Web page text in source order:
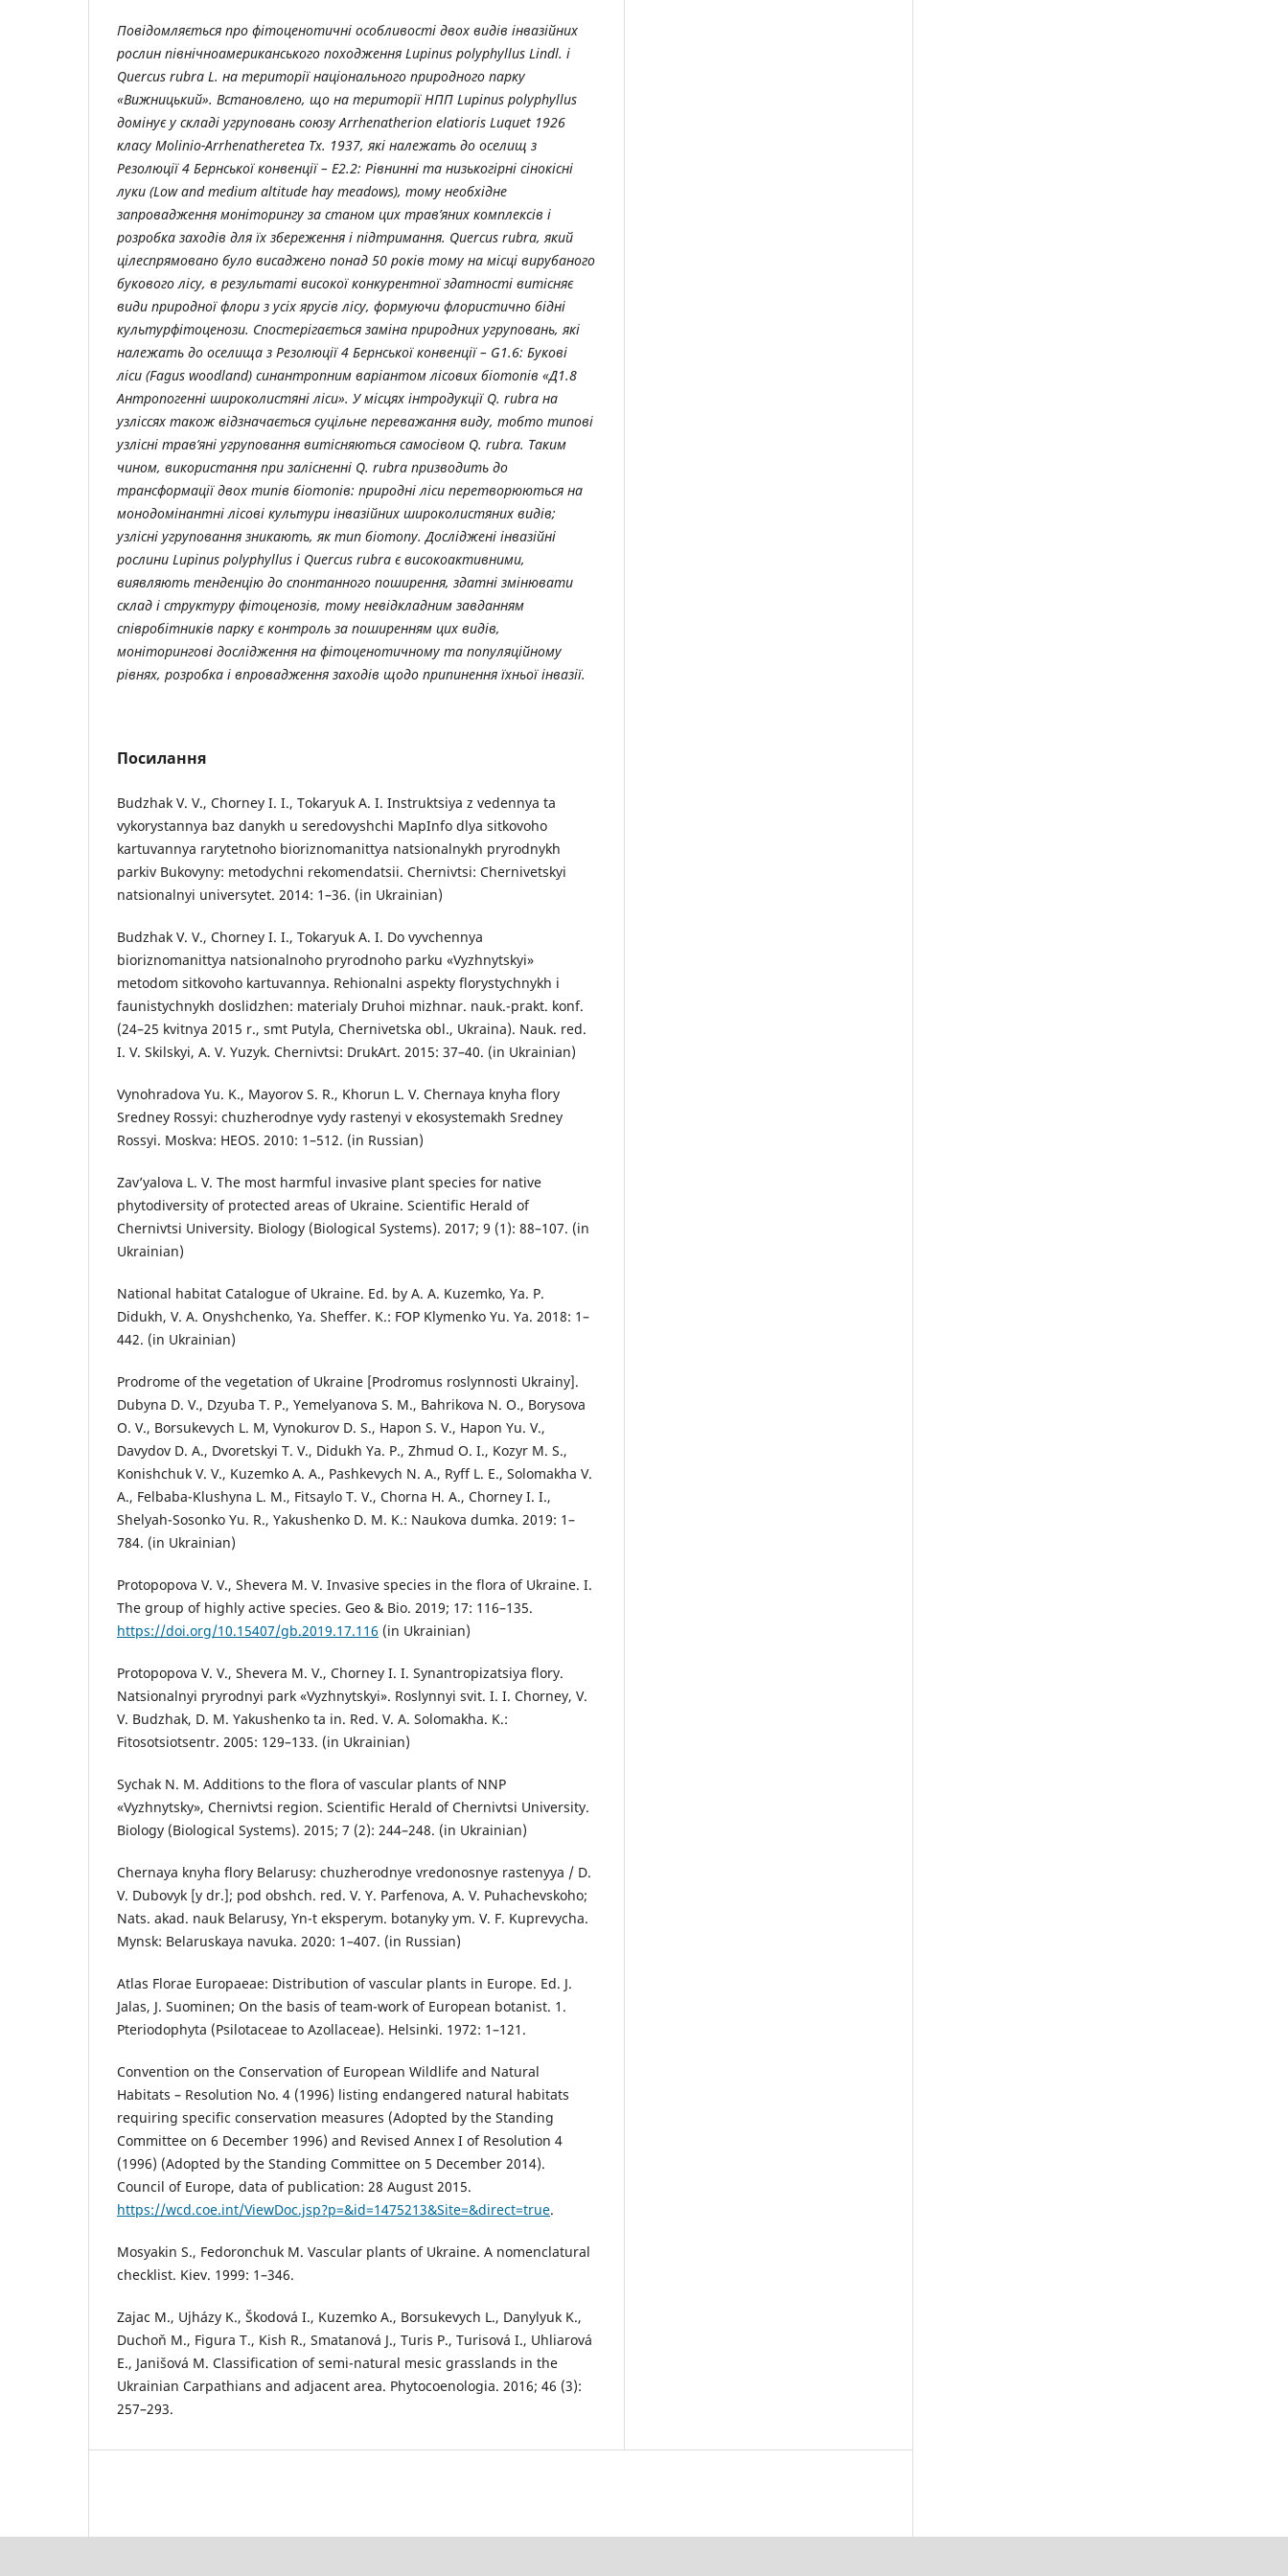
Повідомляється про фітоценотичні особливості двох видів інвазійних
рослин північноамериканського походження Lupinus polyphyllus Lindl. і
Quercus rubra L. на території національного природного парку
«Вижницький». Встановлено, що на території НПП Lupinus polyphyllus
домінує у складі угруповань союзу Arrhenatherion elatioris Luquet 1926
класу Molinio-Arrhenatheretea Tx. 1937, які належать до оселищ з
Резолюції 4 Бернської конвенції – E2.2: Рівнинні та низькогірні сінокісні
луки (Low and medium altitude hay meadows), тому необхідне
запровадження моніторингу за станом цих трав’яних комплексів і
розробка заходів для їх збереження і підтримання. Quercus rubra, який
цілеспрямовано було висаджено понад 50 років тому на місці вирубаного
букового лісу, в результаті високої конкурентної здатності витісняє
види природної флори з усіх ярусів лісу, формуючи флористично бідні
культурфітоценози. Спостерігається заміна природних угруповань, які
належать до оселища з Резолюції 4 Бернської конвенції – G1.6: Букові
ліси (Fagus woodland) синантропним варіантом лісових біотопів «Д1.8
Антропогенні широколистяні ліси». У місцях інтродукції Q. rubra на
узліссях також відзначається суцільне переважання виду, тобто типові
узлісні трав’яні угруповання витісняються самосівом Q. rubra. Таким
чином, використання при залісненні Q. rubra призводить до
трансформації двох типів біотопів: природні ліси перетворюються на
монодомінантні лісові культури інвазійних широколистяних видів;
узлісні угруповання зникають, як тип біотопу. Досліджені інвазійні
рослини Lupinus polyphyllus і Quercus rubra є високоактивними,
виявляють тенденцію до спонтанного поширення, здатні змінювати
склад і структуру фітоценозів, тому невідкладним завданням
співробітників парку є контроль за поширенням цих видів,
моніторингові дослідження на фітоценотичному та популяційному
рівнях, розробка і впровадження заходів щодо припинення їхньої інвазії.
Посилання
Budzhak V. V., Chorney I. I., Tokaryuk A. I. Instruktsiya z vedennya ta
vykorystannya baz danykh u seredovyshchi MapInfo dlya sitkovoho
kartuvannya rarytetnoho bioriznomanittya natsionalnykh pryrodnykh
parkiv Bukovyny: metodychni rekomendatsii. Chernivtsi: Chernivetskyi
natsionalnyi universytet. 2014: 1–36. (in Ukrainian)
Budzhak V. V., Chorney I. I., Tokaryuk A. I. Do vyvchennya
bioriznomanittya natsionalnoho pryrodnoho parku «Vyzhnytskyi»
metodom sitkovoho kartuvannya. Rehionalni aspekty florystychnykh i
faunistychnykh doslidzhen: materialy Druhoi mizhnar. nauk.-prakt. konf.
(24–25 kvitnya 2015 r., smt Putyla, Chernivetska obl., Ukraina). Nauk. red.
I. V. Skilskyi, A. V. Yuzyk. Chernivtsi: DrukArt. 2015: 37–40. (in Ukrainian)
Vynohradova Yu. K., Mayorov S. R., Khorun L. V. Chernaya knyha flory
Sredney Rossyi: chuzherodnye vydy rastenyi v ekosystemakh Sredney
Rossyi. Moskva: HEOS. 2010: 1–512. (in Russian)
Zav’yalova L. V. The most harmful invasive plant species for native
phytodiversity of protected areas of Ukraine. Scientific Herald of
Chernivtsi University. Biology (Biological Systems). 2017; 9 (1): 88–107. (in
Ukrainian)
National habitat Catalogue of Ukraine. Ed. by A. A. Kuzemko, Ya. P.
Didukh, V. A. Onyshchenko, Ya. Sheffer. K.: FOP Klymenko Yu. Ya. 2018: 1–
442. (in Ukrainian)
Prodrome of the vegetation of Ukraine [Prodromus roslynnosti Ukrainy].
Dubyna D. V., Dzyuba T. P., Yemelyanova S. M., Bahrikova N. O., Borysova
O. V., Borsukevych L. M, Vynokurov D. S., Hapon S. V., Hapon Yu. V.,
Davydov D. A., Dvoretskyi T. V., Didukh Ya. P., Zhmud O. I., Kozyr M. S.,
Konishchuk V. V., Kuzemko A. A., Pashkevych N. A., Ryff L. E., Solomakha V.
A., Felbaba-Klushyna L. M., Fitsaylo T. V., Chorna H. A., Chorney I. I.,
Shelyah-Sosonko Yu. R., Yakushenko D. M. K.: Naukova dumka. 2019: 1–
784. (in Ukrainian)
Protopopova V. V., Shevera M. V. Invasive species in the flora of Ukraine. I.
The group of highly active species. Geo & Bio. 2019; 17: 116–135.
https://doi.org/10.15407/gb.2019.17.116 (in Ukrainian)
Protopopova V. V., Shevera M. V., Chorney I. I. Synantropizatsiya flory.
Natsionalnyi pryrodnyi park «Vyzhnytskyi». Roslynnyi svit. I. I. Chorney, V.
V. Budzhak, D. M. Yakushenko ta in. Red. V. A. Solomakha. K.:
Fitosotsiotsentr. 2005: 129–133. (in Ukrainian)
Sychak N. M. Additions to the flora of vascular plants of NNP
«Vyzhnytsky», Chernivtsi region. Scientific Herald of Chernivtsi University.
Biology (Biological Systems). 2015; 7 (2): 244–248. (in Ukrainian)
Chernaya knyha flory Belarusy: chuzherodnye vredonosnye rastenyya / D.
V. Dubovyk [y dr.]; pod obshch. red. V. Y. Parfenova, A. V. Puhachevskoho;
Nats. akad. nauk Belarusy, Yn-t eksperym. botanyky ym. V. F. Kuprevycha.
Mynsk: Belaruskaya navuka. 2020: 1–407. (in Russian)
Atlas Florae Europaeae: Distribution of vascular plants in Europe. Ed. J.
Jalas, J. Suominen; On the basis of team-work of European botanist. 1.
Pteriodophyta (Psilotaceae to Azollaceae). Helsinki. 1972: 1–121.
Convention on the Conservation of European Wildlife and Natural
Habitats – Resolution No. 4 (1996) listing endangered natural habitats
requiring specific conservation measures (Adopted by the Standing
Committee on 6 December 1996) and Revised Annex I of Resolution 4
(1996) (Adopted by the Standing Committee on 5 December 2014).
Council of Europe, data of publication: 28 August 2015.
https://wcd.coe.int/ViewDoc.jsp?p=&id=1475213&Site=&direct=true.
Mosyakin S., Fedoronchuk M. Vascular plants of Ukraine. A nomenclatural
checklist. Kiev. 1999: 1–346.
Zajac M., Ujházy K., Škodová I., Kuzemko A., Borsukevych L., Danylyuk K.,
Duchoň M., Figura T., Kish R., Smatanová J., Turis P., Turisová I., Uhliarová
E., Janišová M. Classification of semi-natural mesic grasslands in the
Ukrainian Carpathians and adjacent area. Phytocoenologia. 2016; 46 (3):
257–293.